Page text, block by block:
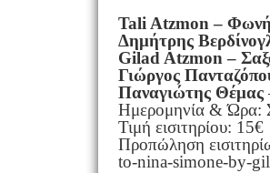
Tali Atzmon – Φωνή
Δημήτρης
Gilad Atzmon –
Γιώργος
Παναγιώτης Θέμας
Ημερομηνία & Ώρα:
Τιμή εισιτηρίου: 15€
Προπώληση
to-nina-simone-by-